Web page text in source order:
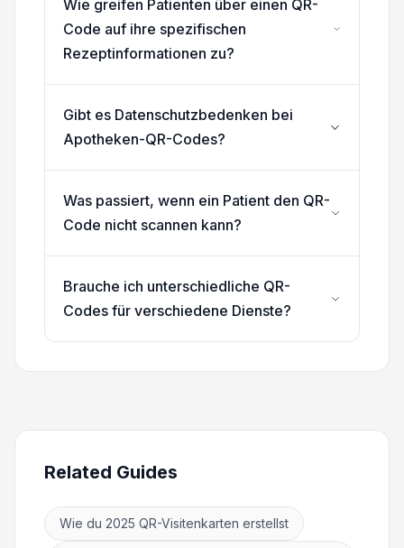
Wie greifen Patienten über einen QR-
Code auf ihre spezifischen
Rezeptinformationen zu?
Gibt es Datenschutzbedenken bei
Apotheken-QR-Codes?
Was passiert, wenn ein Patient den QR-
Code nicht scannen kann?
Brauche ich unterschiedliche QR-
Codes für verschiedene Dienste?
Related Guides
Wie du 2025 QR-Visitenkarten erstellst